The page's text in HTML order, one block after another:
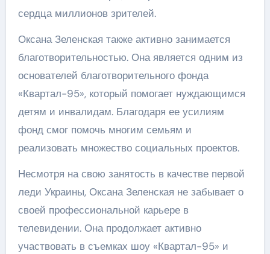
сердца миллионов зрителей.
Оксана Зеленская также активно занимается
благотворительностью. Она является одним из
основателей благотворительного фонда
«Квартал-95», который помогает нуждающимся
детям и инвалидам. Благодаря ее усилиям
фонд смог помочь многим семьям и
реализовать множество социальных проектов.
Несмотря на свою занятость в качестве первой
леди Украины, Оксана Зеленская не забывает о
своей профессиональной карьере в
телевидении. Она продолжает активно
участвовать в съемках шоу «Квартал-95» и